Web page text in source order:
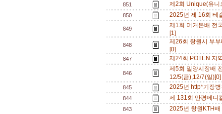
851 제2회 Unique(유
850 2025년 제 16회 테
849
제1회 머거본배 전
[1]
848
제26회 창원시 부
[0]
847 제24회 POTEN 지
846
제5회 밀양시장배
12/5(금),12/7(일
845 2025년 http*기장
844 제 131회 만평메디
843 2025년 창원KTH